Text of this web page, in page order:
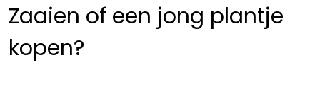
Zaaien of een jong plantje
kopen?